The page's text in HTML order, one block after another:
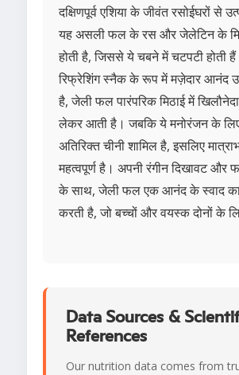
दक्षिणपूर्व एशिया के जीवंत रसोईघरों से
यह असली फल के रस और जेलेटिन के
होती है, जिससे ये चबने में चटपटी होती
रिफ्रेशिंग स्नैक के रूप में मज़ेदार आनंद
है, जेली फल पारंपरिक मिठाई में
लेकर आती है। जबकि ये मनोरंजन के
अतिरिक्त चीनी शामिल है, इसलिए
महत्वपूर्ण है। अपनी रंगीन दिखावट और
के साथ, जेली फल एक आनंद के स्वाद
करती है, जो बच्चों और वयस्क दोनों के
Data Sources &
References
Our nutrition data comes from